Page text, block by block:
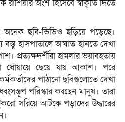
অংশ হিসেবে স্বীকৃতি দিতে
অনেক ছবি-ভিডিও ছড়িয়ে পড়েছে।
হাসপাতালে আঘাত হানতে দেখা
প্রত্যক্ষদর্শীরা হামলার ভয়াবহতায়
ধোঁয়ায়ে ছেয়ে যায় আকাশ। পরে
পাঠানো ছবিগুলোতে দেখা
পরিস্কার করছেন মানুষ। তারা
সরিয়ে আটকে পড়াদের উদ্ধারের